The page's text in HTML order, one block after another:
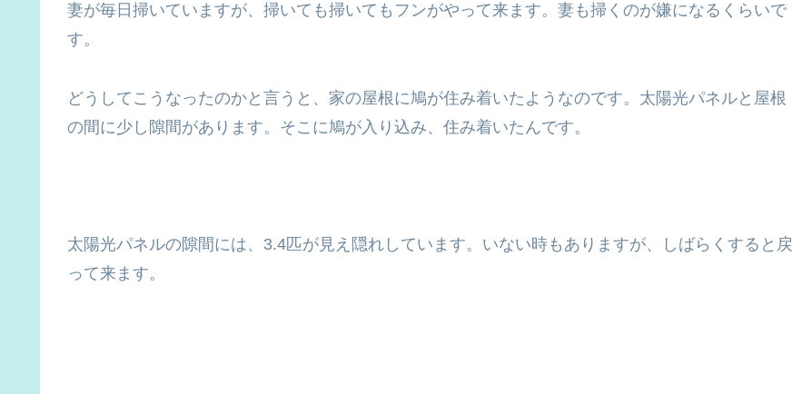
妻が毎日掃いていますが、掃いても掃いてもフンがやって来ます。妻も掃くのが嫌になるくらいで
す。
どうしてこうなったのかと言うと、家の屋根に鳩が住み着いたようなのです。太陽光パネルと屋根
の間に少し隙間があります。そこに鳩が入り込み、住み着いたんです。
太陽光パネルの隙間には、3.4匹が見え隠れしています。いない時もありますが、しばらくすると戻
って来ます。